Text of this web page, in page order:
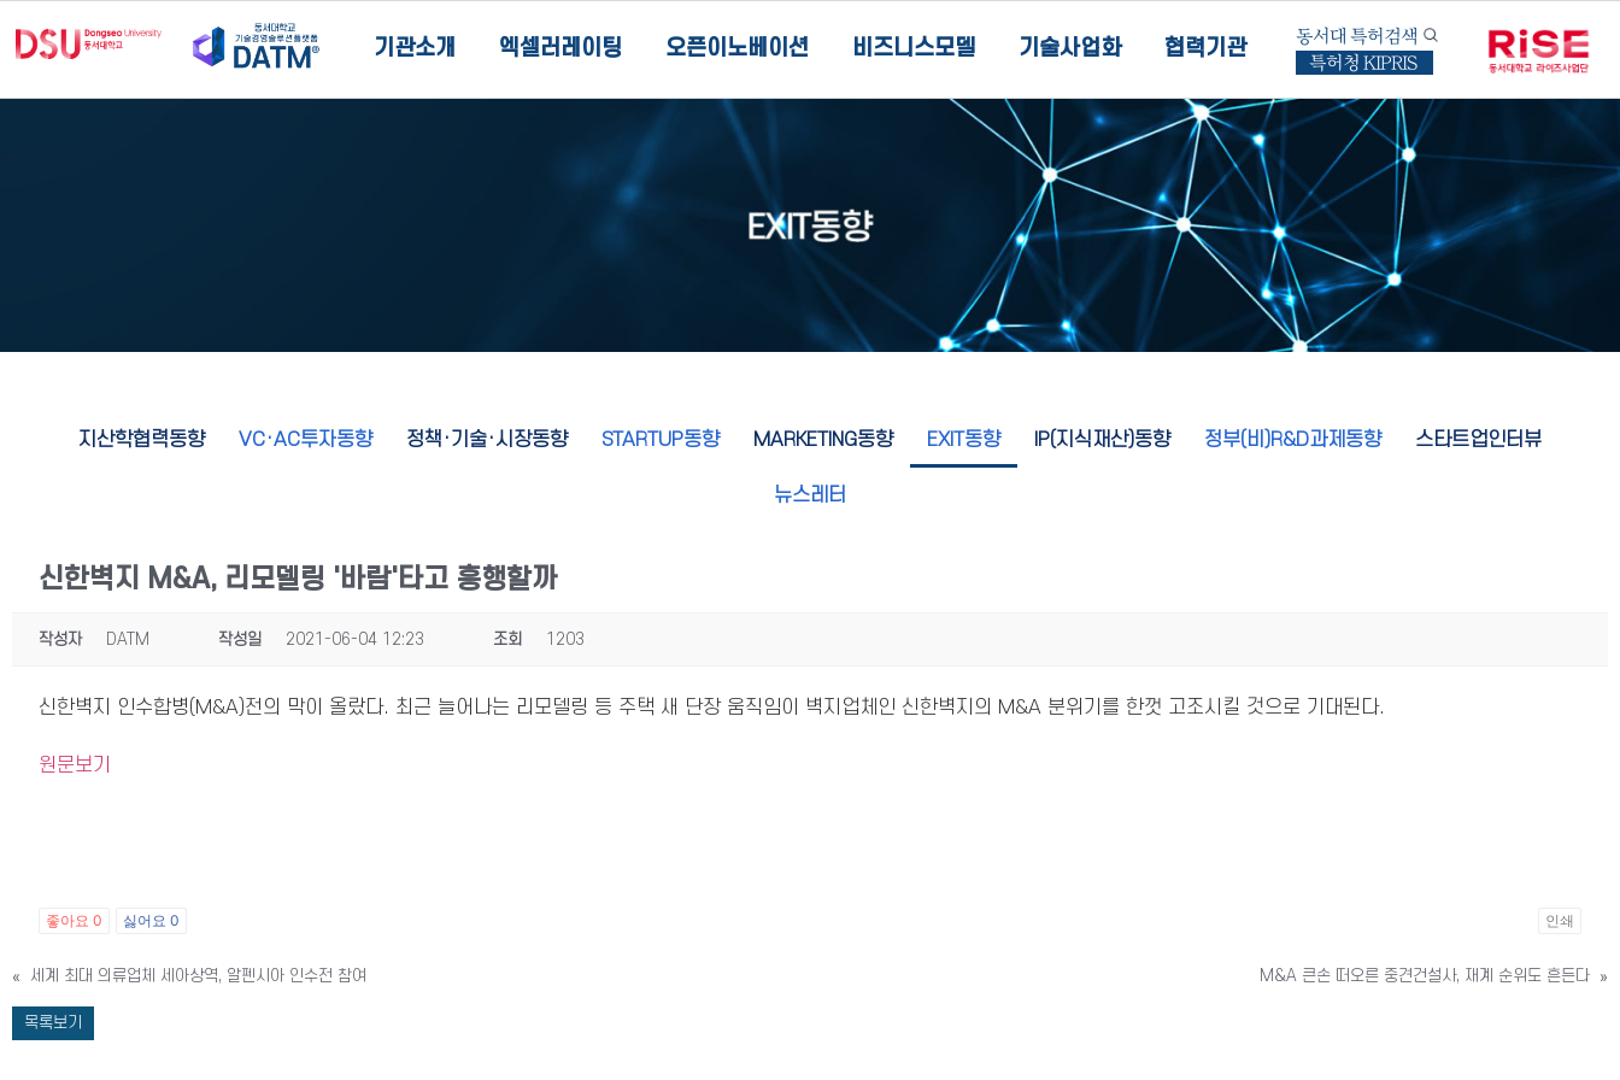
기관소개 엑셀러레이팅 오픈이노베이션 비즈니스모델 기술사업화 협력기관
동서대 특허검색
특허청 KIPRIS
지산학협력동향 VC·AC투자동향 정책·기술·시장동향 STARTUP동향 MARKETING동향 EXIT동향 IP(지식재산)동향 정부(비)R&D과제동향 스타트업인터뷰
뉴스레터
신한벽지 M&A, 리모델링 '바람'타고 흥행할까
작성자 DATM 작성일 2021-06-04 12:23 조회 1203
신한벽지 인수합병(M&A)전의 막이 올랐다. 최근 늘어나는 리모델링 등 주택 새 단장 움직임이 벽지업체인 신한벽지의 M&A 분위기를 한껏 고조시킬 것으로 기대된다.
원문보기
좋아요 0 싫어요 0 인쇄
« 세계 최대 의류업체 세아상역, 알펜시아 인수전 참여 M&A 큰손 떠오른 중견건설사, 재계 순위도 흔든다 »
목록보기